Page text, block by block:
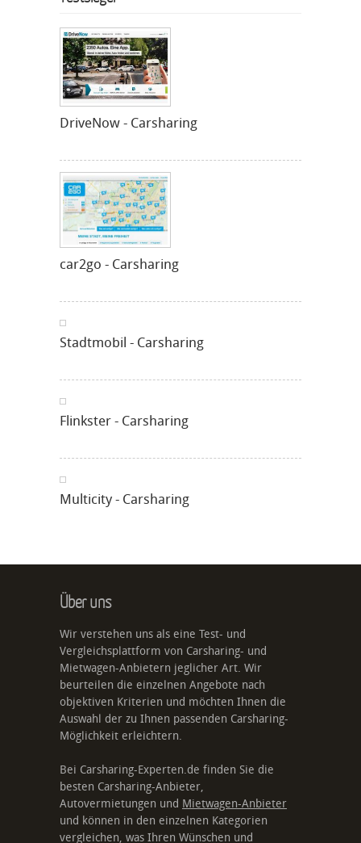
DriveNow - Carsharing
car2go - Carsharing
Stadtmobil - Carsharing
Flinkster - Carsharing
Multicity - Carsharing
Über uns
Wir verstehen uns als eine Test- und
Vergleichsplattform von Carsharing- und
Mietwagen-Anbietern jeglicher Art. Wir
beurteilen die einzelnen Angebote nach
objektiven Kriterien und möchten Ihnen die
Auswahl der zu Ihnen passenden Carsharing-
Möglichkeit erleichtern.
Bei Carsharing-Experten.de finden Sie die
besten Carsharing-Anbieter,
Autovermietungen und Mietwagen-Anbieter
und können in den einzelnen Kategorien
vergleichen, was Ihren Wünschen und